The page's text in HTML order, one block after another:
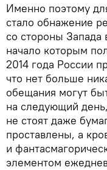
Именно поэтому
стало обнажение
со стороны Запада
начало которым
2014 года России
что нет больше
обещания могут
на следующий
не стоят даже
проставлены, а
и
элементом